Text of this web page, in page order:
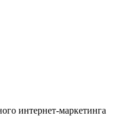
интернет-маркетинга